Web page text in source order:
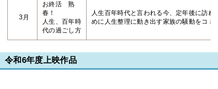
3月
お終活 熟
春！
人生、百年時
代の過ごし方
人生百年時代と言われる今、定年後に訪
めに人生整理に動き出す家族の騒動をコミ
令和6年度上映作品